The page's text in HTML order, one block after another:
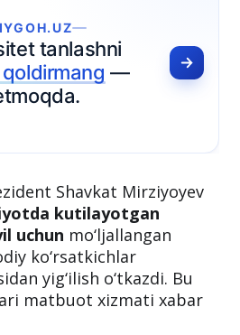
—
Shavkat Mirziyoyev
kutilayotgan
uchunmo‘ljallangan
ko‘rsatkichlar